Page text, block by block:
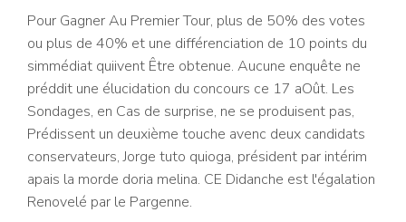
Pour Gagner Au Premier Tour, plus de 50% des votes
ou plus de 40% et une différenciation de 10 points du
simmédiat quiivent Être obtenue. Aucune enquête ne
préddit une élucidation du concours ce 17 aOût. Les
Sondages, en Cas de surprise, ne se produisent pas,
Prédissent un deuxième touche avenc deux candidats
conservateurs, Jorge tuto quioga, président par intérim
apais la morde doria melina. CE Didanche est l'égalation
Renovelé par le Pargenne.